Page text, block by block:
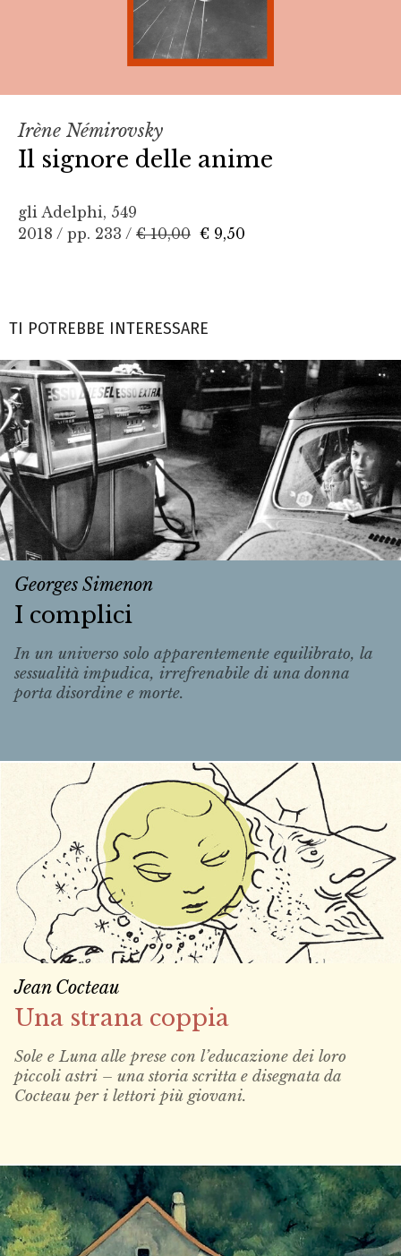
Irène Némirovsky
Il signore delle anime
gli Adelphi, 549
2018 / pp. 233 / € 10,00 € 9,50
TI POTREBBE INTERESSARE
Georges Simenon
I complici
In un universo solo apparentemente equilibrato, la
sessualità impudica, irrefrenabile di una donna
porta disordine e morte.
Jean Cocteau
Una strana coppia
Sole e Luna alle prese con l’educazione dei loro
piccoli astri – una storia scritta e disegnata da
Cocteau per i lettori più giovani.